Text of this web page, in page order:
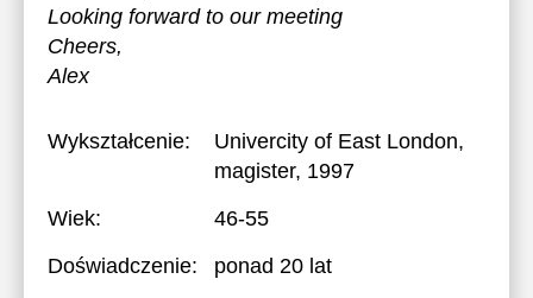
Looking forward to our meeting
Cheers,
Alex
Wykształcenie: Univercity of East London,
magister, 1997
Wiek:
46-55
Doświadczenie:
ponad 20 lat